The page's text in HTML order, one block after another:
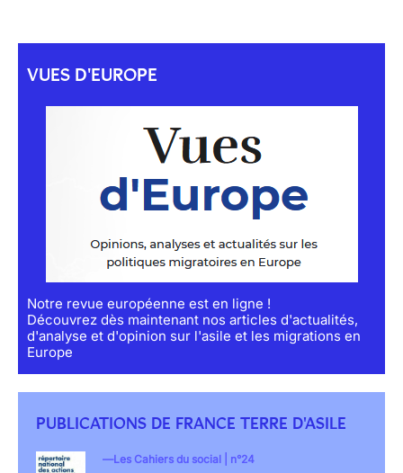
VUES D'EUROPE
Notre revue européenne est en ligne !
Découvrez dès maintenant nos articles d'actualités,
d'analyse et d'opinion sur l'asile et les migrations en
Europe
PUBLICATIONS DE FRANCE TERRE D'ASILE
Les Cahiers du social | n°24